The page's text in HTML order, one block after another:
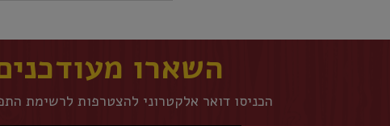
השארו
הכניסו דואר אלקטרוני להצטרפות לרשימת